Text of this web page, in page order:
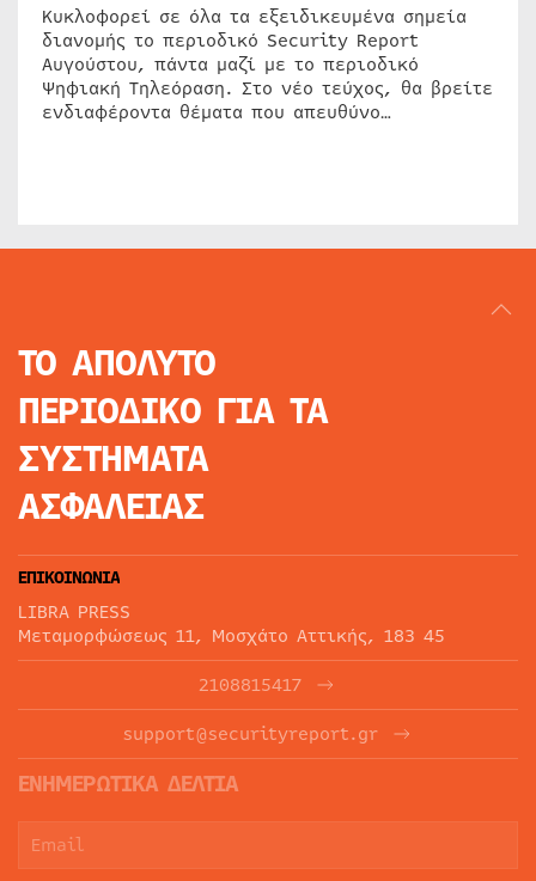
Κυκλοφορεί σε όλα τα εξειδικευμένα σημεία
διανομής το περιοδικό Security Report
Αυγούστου, πάντα μαζί με το περιοδικό
Ψηφιακή Τηλεόραση. Στο νέο τεύχος, θα βρείτε
ενδιαφέροντα θέματα που απευθύνο…
ΤΟ ΑΠΟΛΥΤΟ
ΠΕΡΙΟΔΙΚΟ ΓΙΑ ΤΑ
ΣΥΣΤΗΜΑΤΑ
ΑΣΦΑΛΕΙΑΣ
ΕΠΙΚΟΙΝΩΝΙΑ
LIBRA PRESS
Μεταμορφώσεως 11, Μοσχάτο Αττικής, 183 45
2108815417
support@securityreport.gr
ΕΝΗΜΕΡΩΤΙΚΑ ΔΕΛΤΙΑ